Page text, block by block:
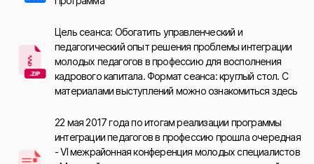
Цель сеанса: Обогатить управленческий и
педагогический опыт решения проблемы интеграции
молодых педагогов в профессию для восполнения
кадрового капитала. Формат сеанса: круглый стол. С
материалами выступлений можно ознакомиться здесь
22 мая 2017 года по итогам реализации программы
интеграции педагогов в профессию прошла очередная
- VI межрайонная конференция молодых специалистов